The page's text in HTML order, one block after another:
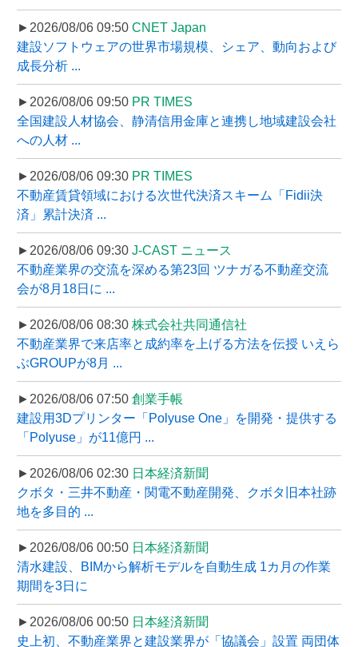
►2026/08/06 09:50 CNET Japan
建設ソフトウェアの世界市場規模、シェア、動向および
成長分析 ...
►2026/08/06 09:50 PR TIMES
全国建設人材協会、静清信用金庫と連携し地域建設会社
への人材 ...
►2026/08/06 09:30 PR TIMES
不動産賃貸領域における次世代決済スキーム「Fidii決
済」累計決済 ...
►2026/08/06 09:30 J-CAST ニュース
不動産業界の交流を深める第23回 ツナガる不動産交流
会が8月18日に ...
►2026/08/06 08:30 株式会社共同通信社
不動産業界で来店率と成約率を上げる方法を伝授 いえら
ぶGROUPが8月 ...
►2026/08/06 07:50 創業手帳
建設用3Dプリンター「Polyuse One」を開発・提供する
「Polyuse」が11億円 ...
►2026/08/06 02:30 日本経済新聞
クボタ・三井不動産・関電不動産開発、クボタ旧本社跡
地を多目的 ...
►2026/08/06 00:50 日本経済新聞
清水建設、BIMから解析モデルを自動生成 1カ月の作業
期間を3日に
►2026/08/06 00:50 日本経済新聞
史上初、不動産業界と建設業界が「協議会」設置 両団体